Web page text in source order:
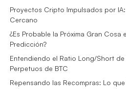
Proyectos Cripto Impulsados por
Cercano
¿Es Probable la Próxima Gran Cosa
Predicción?
Entendiendo el Ratio Long/Short de
Perpetuos de BTC
Repensando las Recompras: Lo